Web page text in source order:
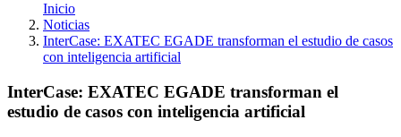
Inicio
Noticias
InterCase: EXATEC EGADE transforman el estudio de casos
con inteligencia artificial
InterCase: EXATEC EGADE transforman el
estudio de casos con inteligencia artificial